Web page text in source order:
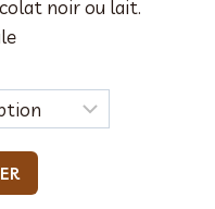
noir ou lait.